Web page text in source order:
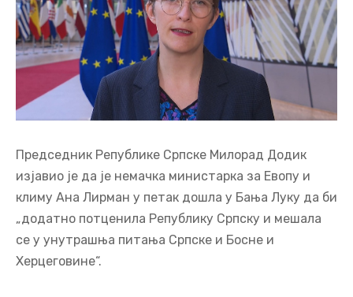
Председник Републике Српске Милорад Додик
изјавио је да је немачка министарка за Евопу и
климу Ана Лирман у петак дошла у Бања Луку да би
„додатно потценила Републику Српску и мешала
се у унутрашња питања Српске и Босне и
Херцеговине“.